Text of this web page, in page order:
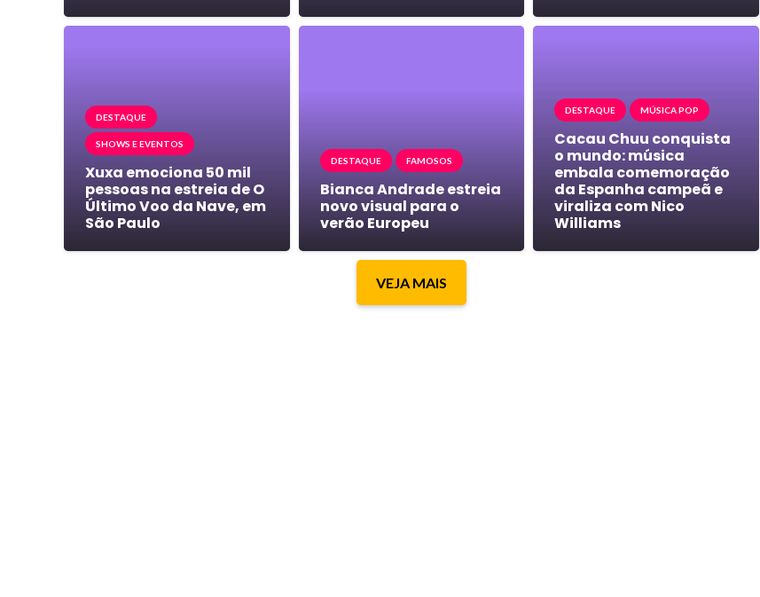
DESTAQUE
SHOWS E EVENTOS
Xuxa emociona 50 mil
pessoas na estreia de O
Último Voo da Nave, em
São Paulo
DESTAQUE FAMOSOS
Bianca Andrade estreia
novo visual para o
verão Europeu
DESTAQUE MÚSICA POP
Cacau Chuu conquista
o mundo: música
embala comemoração
da Espanha campeã e
viraliza com Nico
Williams
VEJA MAIS